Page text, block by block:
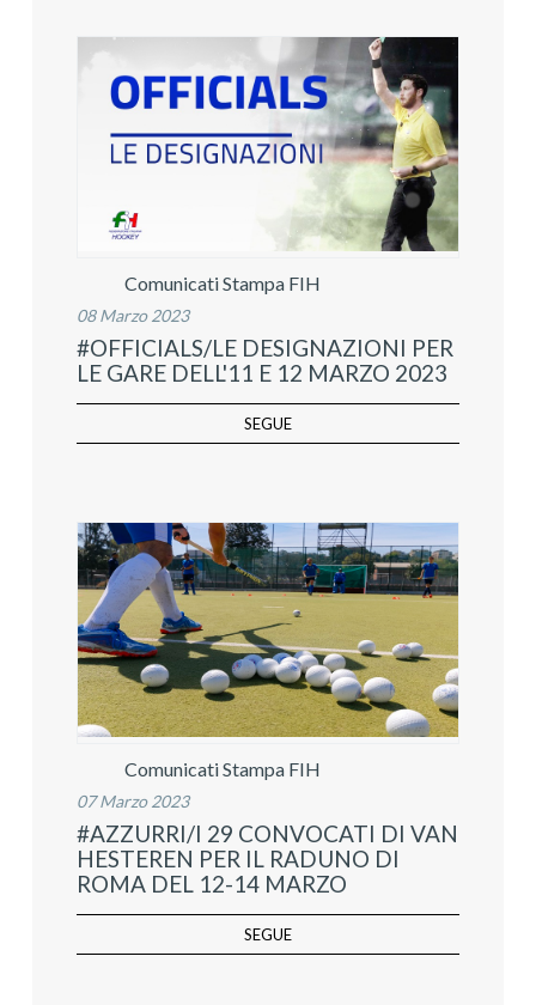
Comunicati Stampa FIH
08 Marzo 2023
#OFFICIALS/LE DESIGNAZIONI PER
LE GARE DELL'11 E 12 MARZO 2023
SEGUE
Comunicati Stampa FIH
07 Marzo 2023
#AZZURRI/I 29 CONVOCATI DI VAN
HESTEREN PER IL RADUNO DI
ROMA DEL 12-14 MARZO
SEGUE